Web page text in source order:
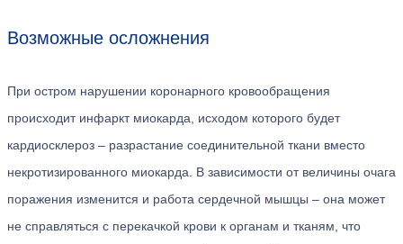
Возможные осложнения
При остром нарушении коронарного кровообращения
происходит инфаркт миокарда, исходом которого будет
кардиосклероз – разрастание соединительной ткани вместо
некротизированного миокарда. В зависимости от величины очага
поражения изменится и работа сердечной мышцы – она может
не справляться с перекачкой крови к органам и тканям, что